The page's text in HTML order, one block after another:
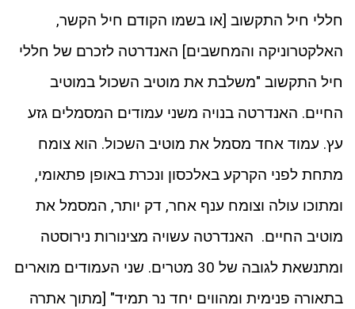
חללי חיל התקשוב [או בשמו הקודם חיל הקשר,
האלקטרוניקה והמחשבים] האנדרטה לזכרם של חללי
חיל התקשוב "משלבת את מוטיב השכול במוטיב
החיים. האנדרטה בנויה משני עמודים המסמלים גזע
עץ. עמוד אחד מסמל את מוטיב השכול. הוא צומח
מתחת לפני הקרקע באלכסון ונכרת באופן פתאומי,
ומתוכו עולה וצומח ענף אחר, דק יותר, המסמל את
מוטיב החיים. האנדרטה עשויה מצינורות נירוסטה
ומתנשאת לגובה של 30 מטרים. שני העמודים מוארים
בתאורה פנימית ומהווים יחד נר תמיד" [מתוך אתרה